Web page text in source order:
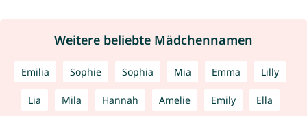
Weitere beliebte Mädchennamen
Emilia Sophie Sophia Mia Emma Lilly
Lia Mila Hannah Amelie Emily Ella